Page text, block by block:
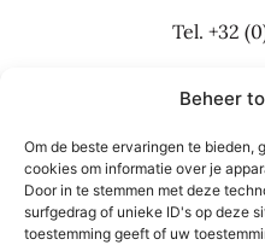
Beheer
Om de beste ervaringen te
cookies om informatie over je
Door in te stemmen met deze
surfgedrag of unieke ID's op deze
toestemming geeft of uw
Tel. +32
Grote